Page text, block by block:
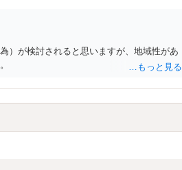
）が検討されると思いますが、地域性があ